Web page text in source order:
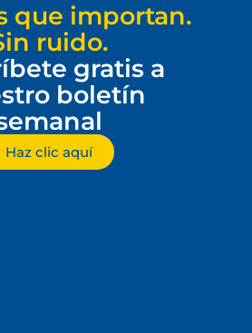
que importan.
ruido.
gratis a
boletín
Haz clic aquí